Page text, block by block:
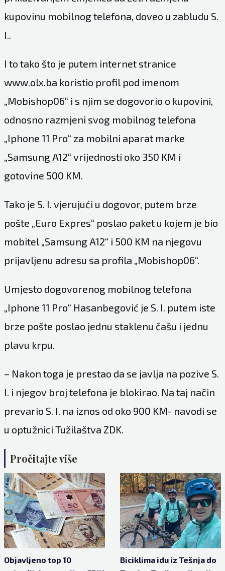
kupovinu mobilnog telefona, doveo u zabludu S.
I..
I to tako što je putem internet stranice
www.olx.ba koristio profil pod imenom
„Mobishop06“ i s njim se dogovorio o kupovini,
odnosno razmjeni svog mobilnog telefona
„Iphone 11 Pro“ za mobilni aparat marke
„Samsung A12“ vrijednosti oko 350 KM i
gotovine 500 KM.
Tako je S. I. vjerujući u dogovor, putem brze
pošte „Euro Expres“ poslao paket u kojem je bio
mobitel „Samsung A12“ i 500 KM na njegovu
prijavljenu adresu sa profila „Mobishop06“.
Umjesto dogovorenog mobilnog telefona
„Iphone 11 Pro“ Hasanbegović je S. I. putem iste
brze pošte poslao jednu staklenu čašu i jednu
plavu krpu.
– Nakon toga je prestao da se javlja na pozive S.
I. i njegov broj telefona je blokirao. Na taj način
prevario S. I. na iznos od oko 900 KM- navodi se
u optužnici Tužilaštva ZDK.
Pročitajte više
Objavljeno top 10
Biciklima idu iz Tešnja do